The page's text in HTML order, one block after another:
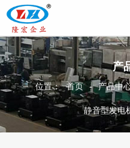
产
位置： 首页 - 产品中
静音型发电